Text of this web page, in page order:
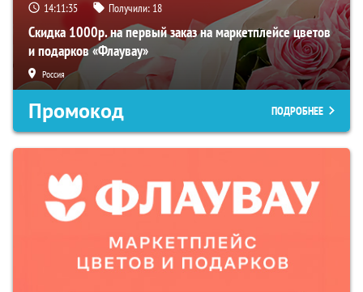
14:11:34 Получили: 18
Скидка 1000р. на первый заказ на маркетплейсе цветов
и подарков «Флаувау»
Россия
Промокод ПОДРОБНЕЕ